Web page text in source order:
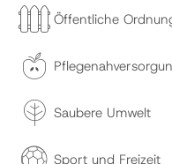
Öffentliche
Saubere Umwelt
Sport und Freizeit